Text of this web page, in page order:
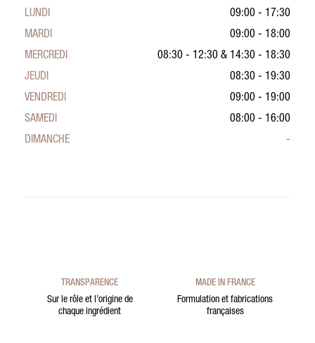
LUNDI
09:00 - 17:30
MARDI
09:00 - 18:00
MERCREDI
08:30 - 12:30 & 14:30 - 18:30
JEUDI
08:30 - 19:30
VENDREDI
09:00 - 19:00
SAMEDI
08:00 - 16:00
DIMANCHE
-
TRANSPARENCE
Sur le rôle et l’origine de
chaque ingrédient
MADE IN FRANCE
Formulation et fabrications
françaises